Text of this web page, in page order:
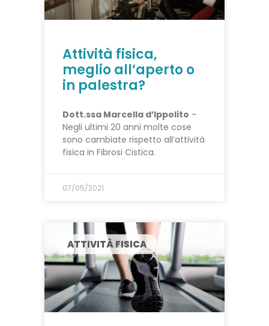
Attività fisica,
meglio all’aperto o
in palestra?
Dott.ssa Marcella d’Ippolito –
Negli ultimi 20 anni molte cose
sono cambiate rispetto all’attività
fisica in Fibrosi Cistica.
07/05/2021
ATTIVITÀ FISICA